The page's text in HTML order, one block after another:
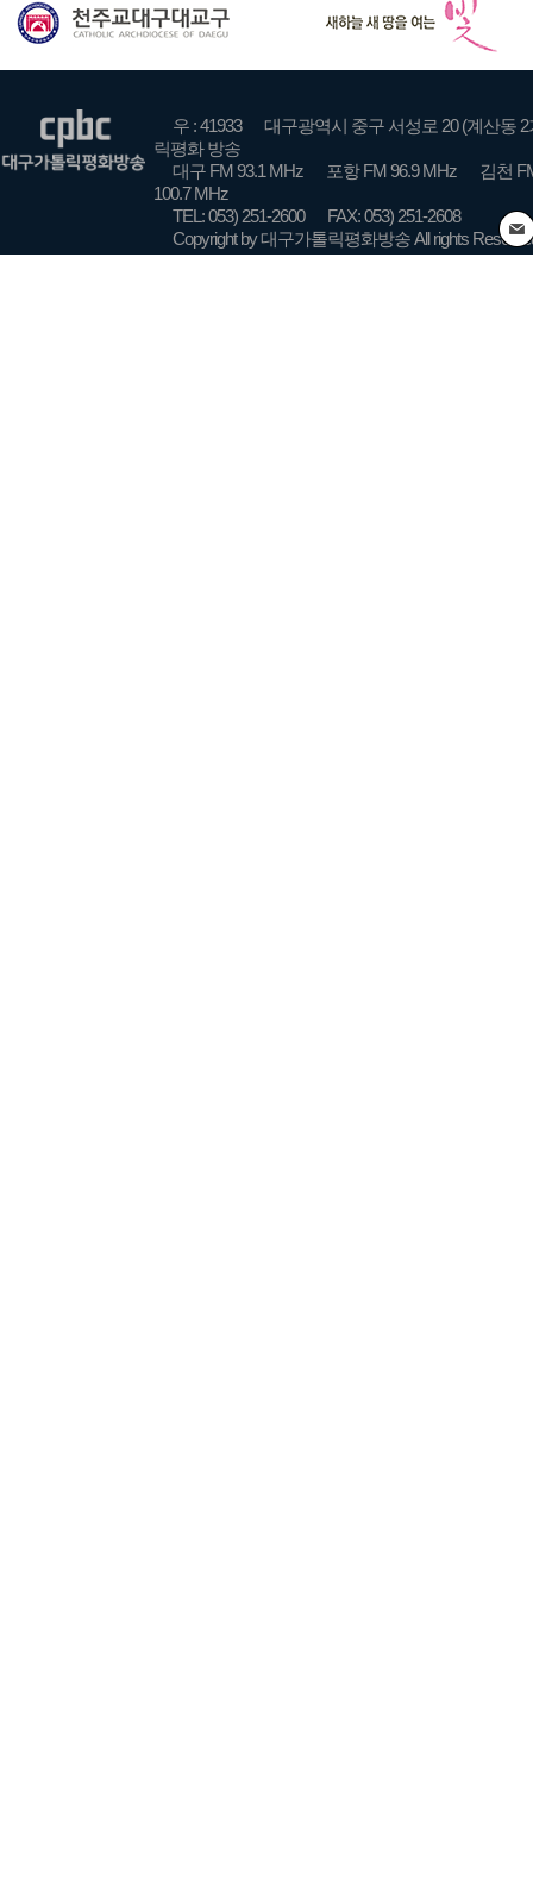
우 : 41933
대구광역시 중구 서성로 20 (계산동 2
릭평화 방송
대구 FM 93.1 MHz
포항 FM 96.9 MHz
김천
100.7 MHz
TEL: 053) 251-2600
FAX: 053) 251-2608
Copyright by 대구가톨릭평화방송 All rights